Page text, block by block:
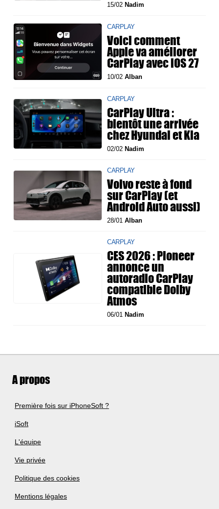
15/02 Nadim
CARPLAY
Voici comment
Apple va améliorer
CarPlay avec iOS 27
10/02Alban
CARPLAY
CarPlay Ultra :
bientôt une arrivée
chez Hyundai et Kia
02/02 Nadim
CARPLAY
Volvo reste à fond
sur CarPlay (et
Android Auto aussi)
28/01Alban
CARPLAY
CES 2026 : Pioneer
annonce un
autoradio CarPlay
compatible Dolby
Atmos
06/01 Nadim
A propos
Première fois sur iPhoneSoft ?
iSoft
L'équipe
Vie privée
Politique des cookies
Mentions légales